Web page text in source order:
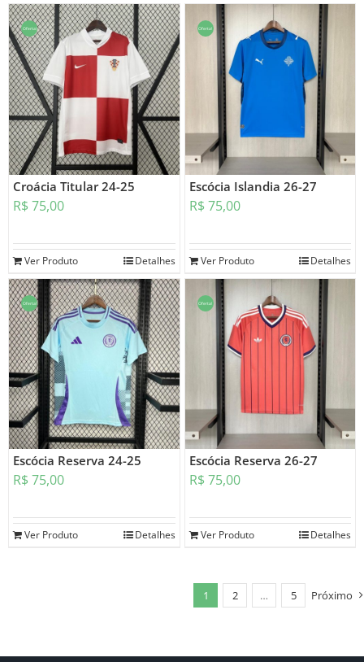
Oferta!
Croácia Titular 24-25
R$ 75,00
Ver Produto Detalhes
Oferta!
Escócia Islandia 26-27
R$ 75,00
Ver Produto Detalhes
Oferta!
Escócia Reserva 24-25
R$ 75,00
Ver Produto Detalhes
Oferta!
Escócia Reserva 26-27
R$ 75,00
Ver Produto Detalhes
1 2 … 5 Próximo